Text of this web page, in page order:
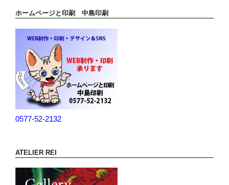
ホームページと印刷 中島印刷
0577-52-2132
ATELIER REI